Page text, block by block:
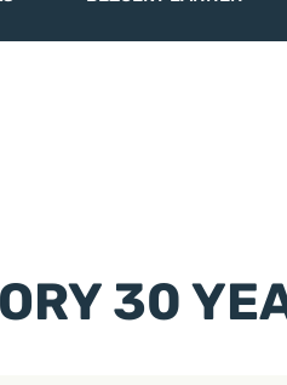
BEZOEK PLANNEN
30